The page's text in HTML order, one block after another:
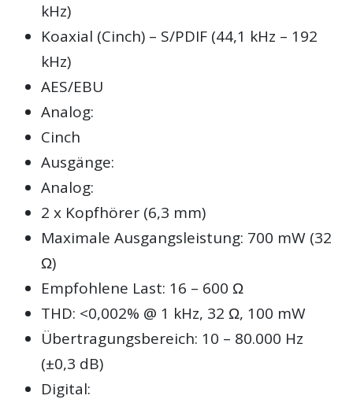
kHz)
Koaxial (Cinch) – S/PDIF (44,1 kHz – 192
kHz)
AES/EBU
Analog:
Cinch
Ausgänge:
Analog:
2 x Kopfhörer (6,3 mm)
Maximale Ausgangsleistung: 700 mW (32
Ω)
Empfohlene Last: 16 – 600 Ω
THD: <0,002% @ 1 kHz, 32 Ω, 100 mW
Übertragungsbereich: 10 – 80.000 Hz
(±0,3 dB)
Digital: